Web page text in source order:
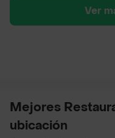
Ver
Mejores
ubicación